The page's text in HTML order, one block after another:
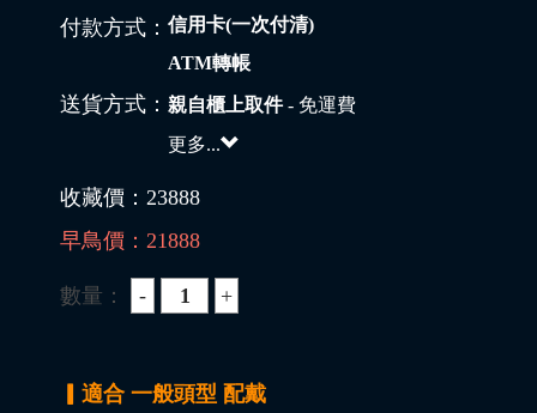
付款方式： 信用卡(一次付清)
ATM轉帳
送貨方式： 親自櫃上取件- 免運費
更多...
收藏價： 23888
早鳥價： 21888
數量：
▎適合 一般頭型 配戴